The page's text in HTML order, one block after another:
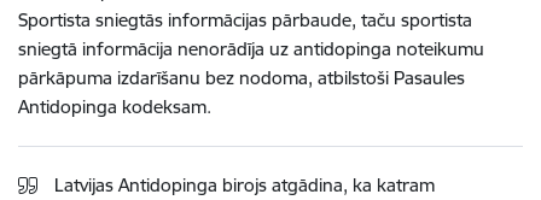
Sportista sniegtās informācijas pārbaude, taču sportista
sniegtā informācija nenorādīja uz antidopinga noteikumu
pārkāpuma izdarīšanu bez nodoma, atbilstoši Pasaules
Antidopinga kodeksam.
Latvijas Antidopinga birojs atgādina, ka katram